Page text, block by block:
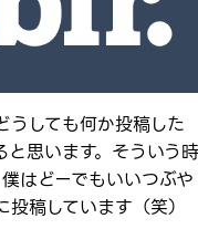
しても何か投稿した
思います。そういう時
はどーでもいいつぶや
稿しています（笑）